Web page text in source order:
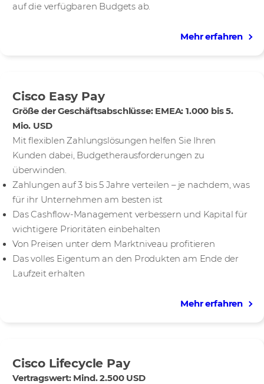
auf die verfügbaren Budgets ab.
Mehr erfahren
Cisco Easy Pay
Größe der Geschäftsabschlüsse: EMEA: 1.000 bis 5.
Mio. USD
Mit flexiblen Zahlungslösungen helfen Sie Ihren
Kunden dabei, Budgetherausforderungen zu
überwinden.
Zahlungen auf 3 bis 5 Jahre verteilen – je nachdem, was
für ihr Unternehmen am besten ist
Das Cashflow-Management verbessern und Kapital für
wichtigere Prioritäten einbehalten
Von Preisen unter dem Marktniveau profitieren
Das volles Eigentum an den Produkten am Ende der
Laufzeit erhalten
Mehr erfahren
Cisco Lifecycle Pay
Vertragswert: Mind. 2.500 USD